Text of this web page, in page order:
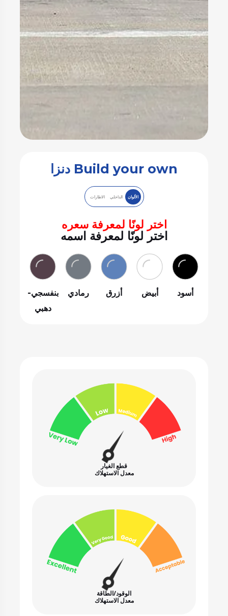
Build your own دنزا
الألوان الداخلي الاطارات
اختر لونًا لمعرفة سعره
اختر لونًا لمعرفة اسمه
أسود أبيض أزرق رمادي
بنفسجي-
دهبي
قطع الغيار
معدل الاستهلاك
الوقود/الطاقة
معدل الاستهلاك